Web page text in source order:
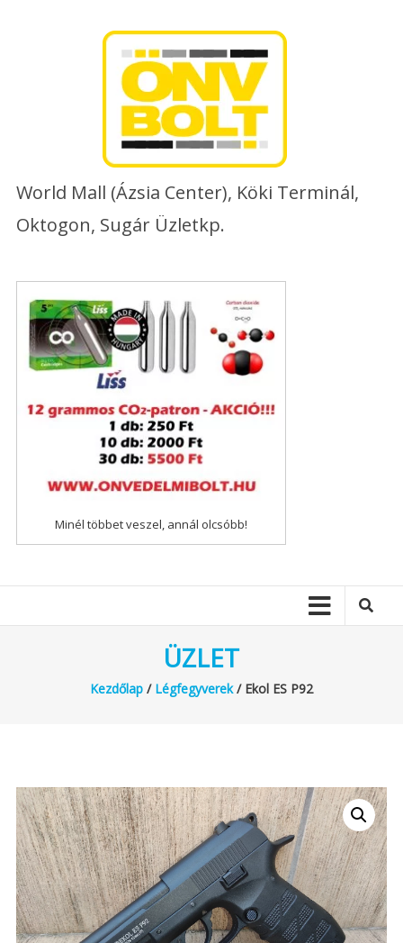
World Mall (Ázsia Center), Köki Terminál,
Oktogon, Sugár Üzletkp.
Minél többet veszel, annál olcsóbb!
ÜZLET
Kezdőlap/ Légfegyverek/ Ekol ES P92